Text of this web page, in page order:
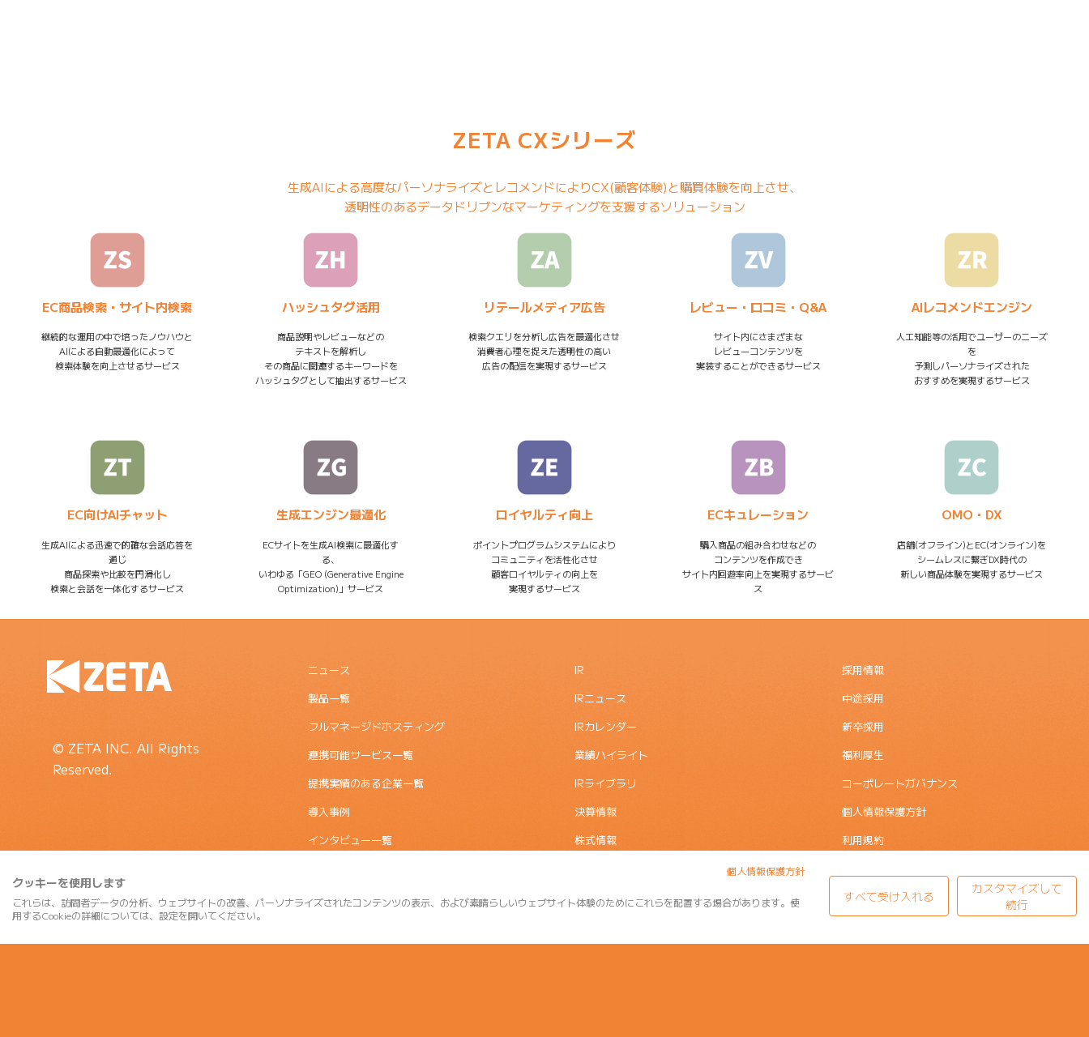
ZETA CXシリーズ
生成AIによる高度なパーソナライズとレコメンドによりCX(顧客体験)と購買体験を向上させ、
透明性のあるデータドリブンなマーケティングを支援するソリューション
EC商品検索・サイト内検索
継続的な運用の中で培ったノウハウと
AIによる自動最適化によって
検索体験を向上させるサービス
ハッシュタグ活用
商品説明やレビューなどの
テキストを解析し
その商品に関連するキーワードを
ハッシュタグとして抽出するサービス
リテールメディア広告
検索クエリを分析し広告を最適化させ
消費者心理を捉えた透明性の高い
広告の配信を実現するサービス
レビュー・口コミ・Q&A
サイト内にさまざまな
レビューコンテンツを
実装することができるサービス
AIレコメンドエンジン
人工知能等の活用でユーザーのニーズ
を
予測しパーソナライズされた
おすすめを実現するサービス
EC向けAIチャット
生成AIによる迅速で的確な会話応答を
通じ
商品探索や比較を円滑化し
検索と会話を一体化するサービス
生成エンジン最適化
ECサイトを生成AI検索に最適化す
る、
いわゆる「GEO (Generative Engine
Optimization)」サービス
ロイヤルティ向上
ポイントプログラムシステムにより
コミュニティを活性化させ
顧客ロイヤルティの向上を
実現するサービス
ECキュレーション
購入商品の組み合わせなどの
コンテンツを作成でき
サイト内回遊率向上を実現するサービ
ス
OMO・DX
店舗(オフライン)とEC(オンライン)を
シームレスに繋ぎDX時代の
新しい商品体験を実現するサービス
© ZETA INC. All Rights
Reserved.
ニュース
製品一覧
フルマネージドホスティング
連携可能サービス一覧
提携実績のある企業一覧
導入事例
インタビュー一覧
コラム
IR
IRニュース
IRカレンダー
業績ハイライト
IRライブラリ
決算情報
株式情報
株主優待
採用情報
中途採用
新卒採用
福利厚生
コーポレートガバナンス
個人情報保護方針
利用規約
個人情報保護方針
クッキーを使用します
これらは、訪問者データの分析、ウェブサイトの改善、パーソナライズされたコンテンツの表示、および素晴らしいウェブサイト体験のためにこれらを配置する場合があります。使
用するCookieの詳細については、設定を開いてください。
すべて受け入れる
カスタマイズして
続行